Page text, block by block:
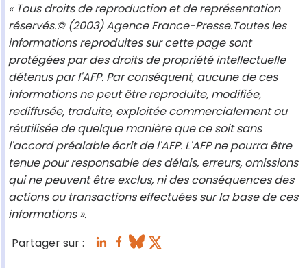
« Tous droits de reproduction et de représentation
réservés.© (2003) Agence France-Presse.Toutes les
informations reproduites sur cette page sont
protégées par des droits de propriété intellectuelle
détenus par l'AFP. Par conséquent, aucune de ces
informations ne peut être reproduite, modifiée,
rediffusée, traduite, exploitée commercialement ou
réutilisée de quelque manière que ce soit sans
l'accord préalable écrit de l'AFP. L'AFP ne pourra être
tenue pour responsable des délais, erreurs, omissions
qui ne peuvent être exclus, ni des conséquences des
actions ou transactions effectuées sur la base de ces
informations ».
Partager sur :